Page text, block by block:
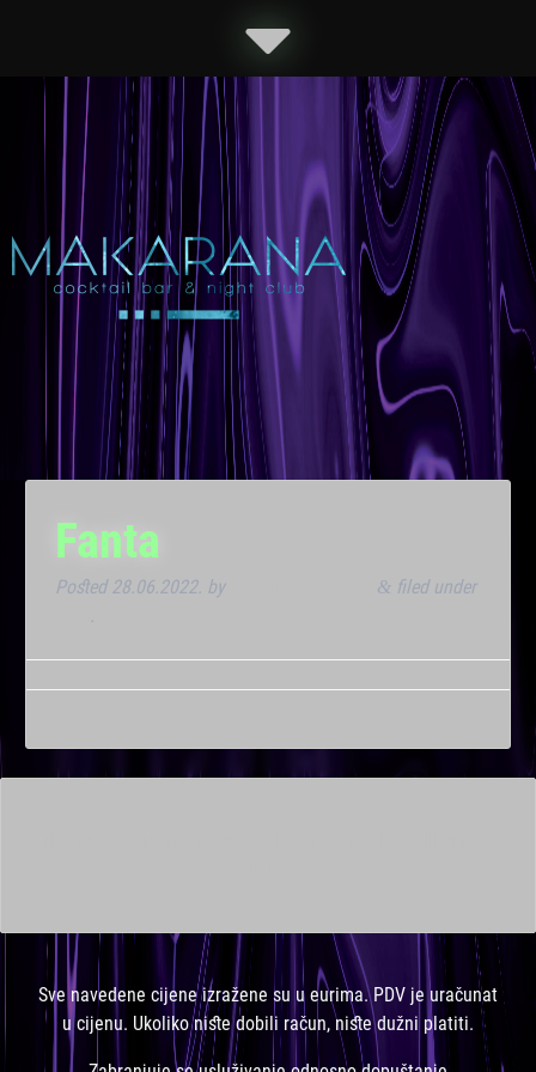
Fanta
Posted 28.06.2022. by & filed under
.
Sve navedene cijene izražene su u eurima. PDV je uračunat
u cijenu. Ukoliko niste dobili račun, niste dužni platiti.